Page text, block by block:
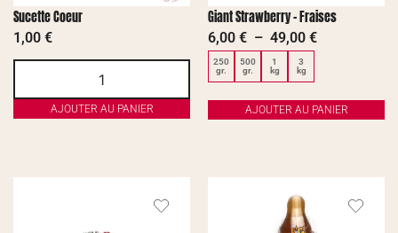
Sucette Coeur
1,00 €
AJOUTER AU PANIER
Giant Strawberry – Fraises
6,00 € – 49,00 €
250
gr.
500
gr.
1
kg
3
kg
AJOUTER AU PANIER